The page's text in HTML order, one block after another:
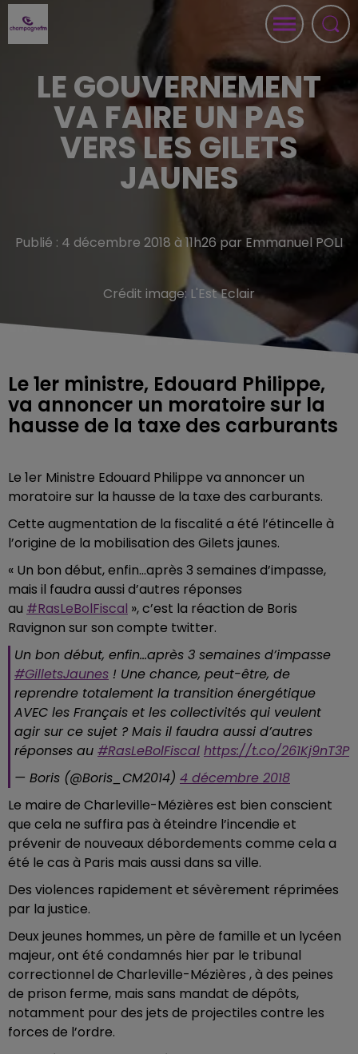
LE GOUVERNEMENT
VA FAIRE UN PAS
VERS LES GILETS
JAUNES
Publié : 4 décembre 2018 à 11h26 par Emmanuel POLI
Crédit image: L'Est Eclair
Le 1er ministre, Edouard Philippe,
va annoncer un moratoire sur la
hausse de la taxe des carburants
Le 1er Ministre Edouard Philippe va annoncer un
moratoire sur la hausse de la taxe des carburants.
Cette augmentation de la fiscalité a été l’étincelle à
l’origine de la mobilisation des Gilets jaunes.
« Un bon début, enfin...après 3 semaines d’impasse,
mais il faudra aussi d’autres réponses
au #RasLeBolFiscal », c’est la réaction de Boris
Ravignon sur son compte twitter.
Un bon début, enfin...après 3 semaines d’impasse
#GilletsJaunes ! Une chance, peut-être, de
reprendre totalement la transition énergétique
AVEC les Français et les collectivités qui veulent
agir sur ce sujet ? Mais il faudra aussi d’autres
réponses au #RasLeBolFiscal https://t.co/261Kj9nT3P
— Boris (@Boris_CM2014) 4 décembre 2018
Le maire de Charleville-Mézières est bien conscient
que cela ne suffira pas à éteindre l’incendie et
prévenir de nouveaux débordements comme cela a
été le cas à Paris mais aussi dans sa ville.
Des violences rapidement et sévèrement réprimées
par la justice.
Deux jeunes hommes, un père de famille et un lycéen
majeur, ont été condamnés hier par le tribunal
correctionnel de Charleville-Mézières , à des peines
de prison ferme, mais sans mandat de dépôts,
notamment pour des jets de projectiles contre les
forces de l’ordre.